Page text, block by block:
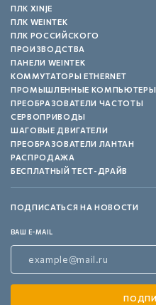
ПЛК XINJE
ПЛК WEINTEK
ПЛК РОССИЙСКОГО
ПРОИЗВОДСТВА
ПАНЕЛИ WEINTEK
КОММУТАТОРЫ ETHERNET
ПРОМЫШЛЕННЫЕ КОМПЬЮТЕРЫ
ПРЕОБРАЗОВАТЕЛИ ЧАСТОТЫ
СЕРВОПРИВОДЫ
ШАГОВЫЕ ДВИГАТЕЛИ
ПРЕОБРАЗОВАТЕЛИ ЛАНТАН
РАСПРОДАЖА
БЕСПЛАТНЫЙ ТЕСТ-ДРАЙВ
ПОДПИСАТЬСЯ НА НОВОСТИ
ВАШ E-MAIL